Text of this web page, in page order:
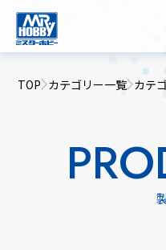
TOP カテゴリー一覧 カテ